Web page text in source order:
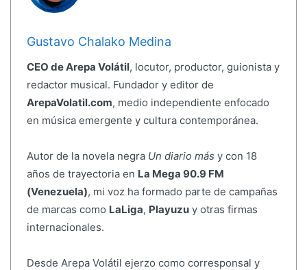
Gustavo Chalako Medina
CEO de Arepa Volátil, locutor, productor, guionista y
redactor musical. Fundador y editor de
ArepaVolatil.com, medio independiente enfocado
en música emergente y cultura contemporánea.
Autor de la novela negra Un diario más y con 18
años de trayectoria en La Mega 90.9 FM
(Venezuela), mi voz ha formado parte de campañas
de marcas como LaLiga, Playuzuy otras firmas
internacionales.
Desde Arepa Volátil ejerzo como corresponsal y